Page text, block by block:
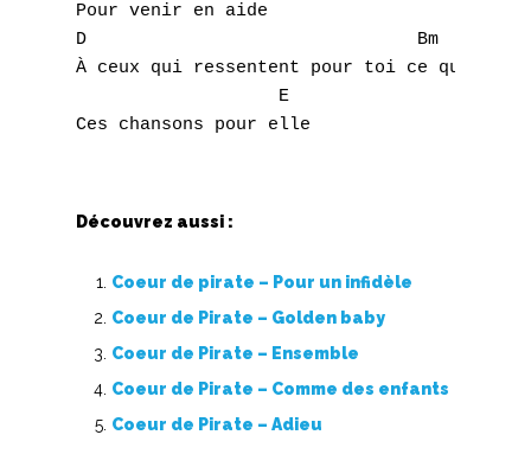
Pour venir en aide
D				Bm		F#m
À ceux qui ressentent pour toi ce que tu
                   E
Découvrez aussi :
Coeur de pirate – Pour un infidèle
Coeur de Pirate – Golden baby
Coeur de Pirate – Ensemble
Coeur de Pirate – Comme des enfants
Coeur de Pirate – Adieu
U
V
Y
Z
Nouvelles tabs